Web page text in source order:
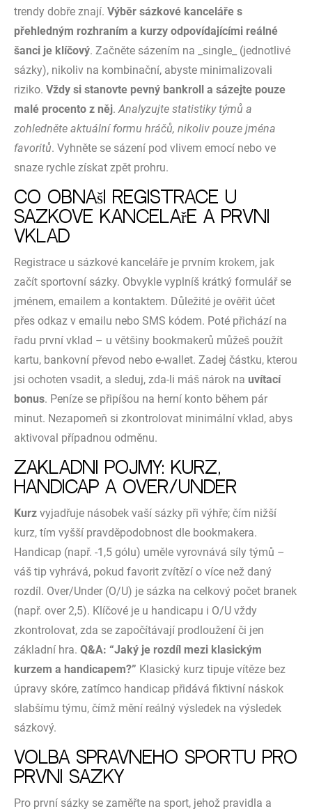
trendy dobře znají. Výběr sázkové kanceláře s
přehledným rozhraním a kurzy odpovídajícími reálné
šanci je klíčový. Začněte sázením na _single_ (jednotlivé
sázky), nikoliv na kombinační, abyste minimalizovali
riziko. Vždy si stanovte pevný bankroll a sázejte pouze
malé procento z něj.Analyzujte statistiky týmů a
zohledněte aktuální formu hráčů, nikoliv pouze jména
favoritů. Vyhněte se sázení pod vlivem emocí nebo ve
snaze rychle získat zpět prohru.
Co obnáší registrace u
sázkové kanceláře a první
vklad
Registrace u sázkové kanceláře je prvním krokem, jak
začít sportovní sázky. Obvykle vyplníš krátký formulář se
jménem, emailem a kontaktem. Důležité je ověřit účet
přes odkaz v emailu nebo SMS kódem. Poté přichází na
řadu první vklad – u většiny bookmakerů můžeš použít
kartu, bankovní převod nebo e-wallet. Zadej částku, kterou
jsi ochoten vsadit, a sleduj, zda-li máš nárok na uvítací
bonus. Peníze se připíšou na herní konto během pár
minut. Nezapomeň si zkontrolovat minimální vklad, abys
aktivoval případnou odměnu.
Základní pojmy: kurz,
handicap a over/under
Kurz vyjadřuje násobek vaší sázky při výhře; čím nižší
kurz, tím vyšší pravděpodobnost dle bookmakera.
Handicap (např. -1,5 gólu) uměle vyrovnává síly týmů –
váš tip vyhrává, pokud favorit zvítězí o více než daný
rozdíl. Over/Under (O/U) je sázka na celkový počet branek
(např. over 2,5). Klíčové je u handicapu i O/U vždy
zkontrolovat, zda se započítávají prodloužení či jen
základní hra. Q&A: “Jaký je rozdíl mezi klasickým
kurzem a handicapem?” Klasický kurz tipuje vítěze bez
úpravy skóre, zatímco handicap přidává fiktivní náskok
slabšímu týmu, čímž mění reálný výsledek na výsledek
sázkový.
Volba správného sportu pro
první sázky
Pro první sázky se zaměřte na sport, jehož pravidla a